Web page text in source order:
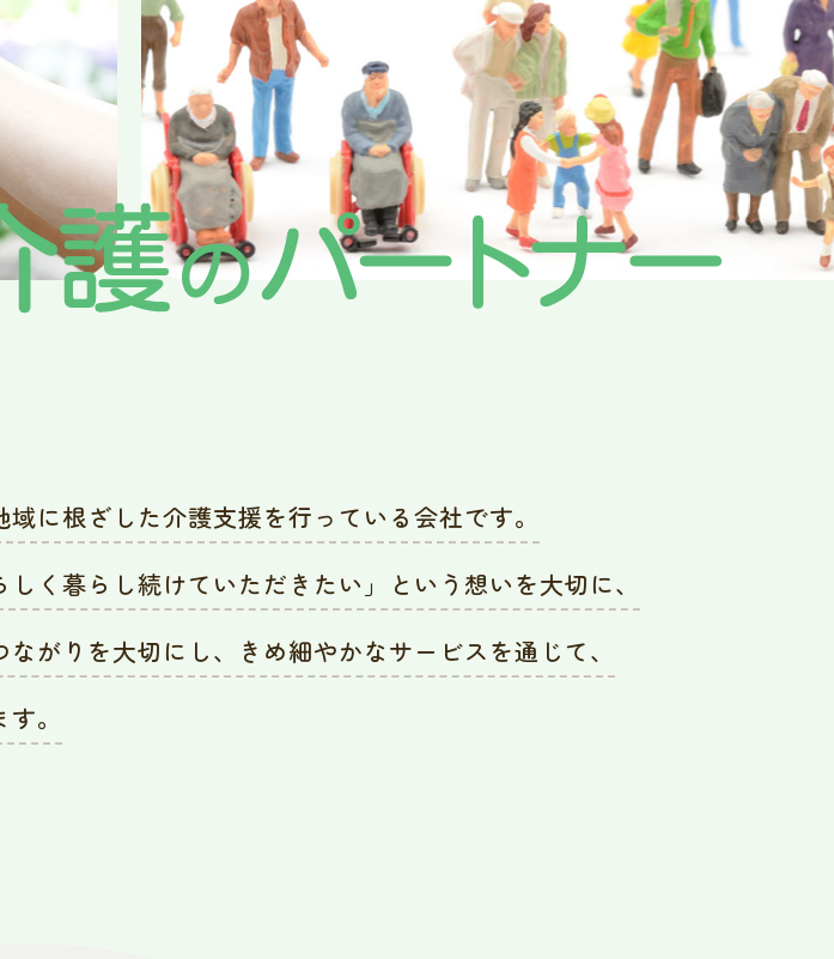
に根ざした介護支援を行っている会社です。
く暮らし続けていただきたい」という想いを大切に、
がりを大切にし、きめ細やかなサービスを通じて、
。